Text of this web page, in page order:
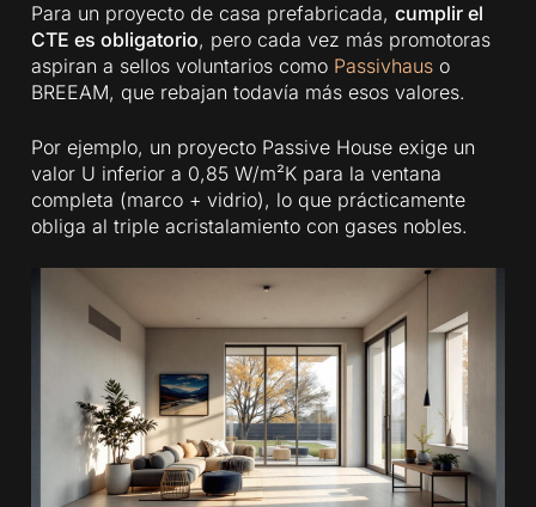
Para un proyecto de casa prefabricada,cumplir el
CTE es obligatorio, pero cada vez más promotoras
aspiran a sellos voluntarios como Passivhaus o
BREEAM, que rebajan todavía más esos valores.
Por ejemplo, un proyecto Passive House exige un
valor U inferior a 0,85 W/m²K para la ventana
completa (marco + vidrio), lo que prácticamente
obliga al triple acristalamiento con gases nobles.